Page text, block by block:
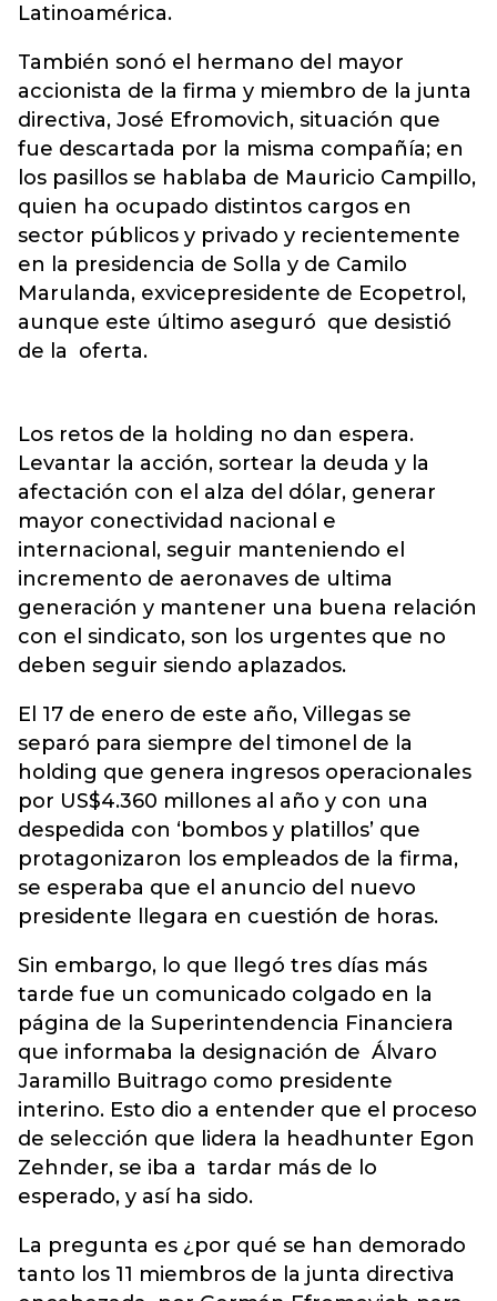
Latinoamérica.
También sonó el hermano del mayor
accionista de la firma y miembro de la junta
directiva, José Efromovich, situación que
fue descartada por la misma compañía; en
los pasillos se hablaba de Mauricio Campillo,
quien ha ocupado distintos cargos en
sector públicos y privado y recientemente
en la presidencia de Solla y de Camilo
Marulanda, exvicepresidente de Ecopetrol,
aunque este último aseguró que desistió
de la oferta.
Los retos de la holding no dan espera.
Levantar la acción, sortear la deuda y la
afectación con el alza del dólar, generar
mayor conectividad nacional e
internacional, seguir manteniendo el
incremento de aeronaves de ultima
generación y mantener una buena relación
con el sindicato, son los urgentes que no
deben seguir siendo aplazados.
El 17 de enero de este año, Villegas se
separó para siempre del timonel de la
holding que genera ingresos operacionales
por US$4.360 millones al año y con una
despedida con ‘bombos y platillos’ que
protagonizaron los empleados de la firma,
se esperaba que el anuncio del nuevo
presidente llegara en cuestión de horas.
Sin embargo, lo que llegó tres días más
tarde fue un comunicado colgado en la
página de la Superintendencia Financiera
que informaba la designación de Álvaro
Jaramillo Buitrago como presidente
interino. Esto dio a entender que el proceso
de selección que lidera la headhunter Egon
Zehnder, se iba a tardar más de lo
esperado, y así ha sido.
La pregunta es ¿por qué se han demorado
tanto los 11 miembros de la junta directiva